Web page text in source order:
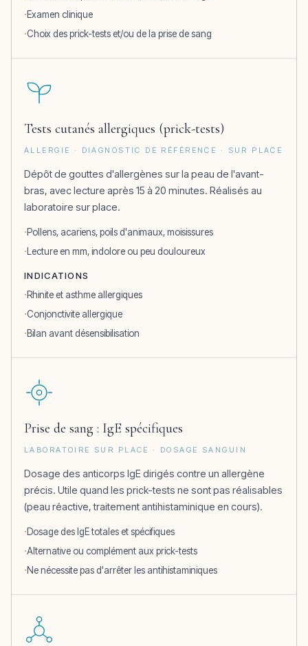
Examen clinique
Choix des prick-tests et/ou de la prise de sang
Tests cutanés allergiques (prick-tests)
ALLERGIE · DIAGNOSTIC DE RÉFÉRENCE · SUR PLACE
Dépôt de gouttes d'allergènes sur la peau de l'avant-
bras, avec lecture après 15 à 20 minutes. Réalisés au
laboratoire sur place.
Pollens, acariens, poils d'animaux, moisissures
Lecture en mm, indolore ou peu douloureux
INDICATIONS
Rhinite et asthme allergiques
Conjonctivite allergique
Bilan avant désensibilisation
Prise de sang : IgE spécifiques
LABORATOIRE SUR PLACE · DOSAGE SANGUIN
Dosage des anticorps IgE dirigés contre un allergène
précis. Utile quand les prick-tests ne sont pas réalisables
(peau réactive, traitement antihistaminique en cours).
Dosage des IgE totales et spécifiques
Alternative ou complément aux prick-tests
Ne nécessite pas d'arrêter les antihistaminiques